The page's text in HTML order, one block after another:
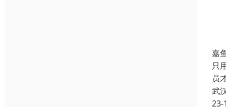
嘉
只
员
武
23-